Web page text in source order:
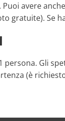
Puoi avere
gratuite). Se
persona. Gli
(è